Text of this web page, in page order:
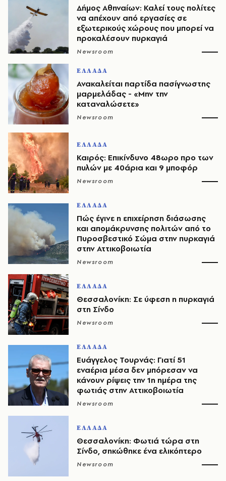
Δήμος Αθηναίων: Καλεί τους πολίτες
να απέχουν από εργασίες σε
εξωτερικούς χώρους που μπορεί να
προκαλέσουν πυρκαγιά
Newsroom
ΕΛΛΑΔΑ
Ανακαλείται παρτίδα πασίγνωστης
μαρμελάδας - «Μην την
καταναλώσετε»
Newsroom
ΕΛΛΑΔΑ
Καιρός: Επικίνδυνο 48ωρο προ των
πυλών με 40άρια και 9 μποφόρ
Newsroom
ΕΛΛΑΔΑ
Πώς έγινε η επιχείρηση διάσωσης
και απομάκρυνσης πολιτών από το
Πυροσβεστικό Σώμα στην πυρκαγιά
στην Αττικοβοιωτία
Newsroom
ΕΛΛΑΔΑ
Θεσσαλονίκη: Σε ύφεση η πυρκαγιά
στη Σίνδο
Newsroom
ΕΛΛΑΔΑ
Ευάγγελος Τουρνάς: Γιατί 51
εναέρια μέσα δεν μπόρεσαν να
κάνουν ρίψεις την 1η ημέρα της
φωτιάς στην Αττικοβοιωτία
Newsroom
ΕΛΛΑΔΑ
Θεσσαλονίκη: Φωτιά τώρα στη
Σίνδο, σηκώθηκε ένα ελικόπτερο
Newsroom